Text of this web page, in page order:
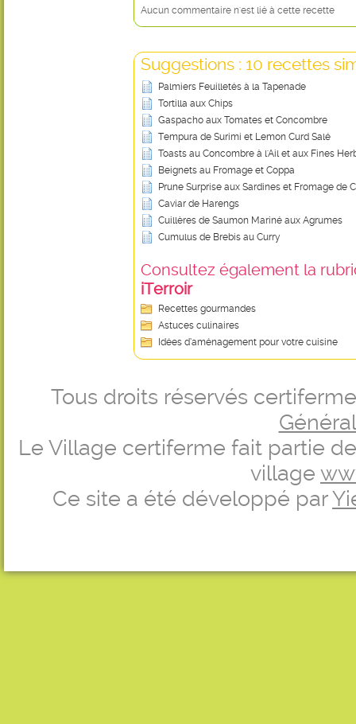
Aucun commentaire n'est lié à cette recette
Suggestions : 10 recettes
Palmiers Feuilletés à la Tapenade
Tortilla aux Chips
Gaspacho aux Tomates et Concombre
Tempura de Surimi et Lemon Curd Salé
Toasts au Concombre à l'Ail et aux Fines
Beignets au Fromage et Coppa
Prune Surprise aux Sardines et Fromage de
Caviar de Harengs
Cuillères de Saumon Mariné aux Agrumes
Cumulus de Brebis au Curry
Consultez également la
iTerroir
Recettes gourmandes
Astuces culinaires
Idées d’aménagement pour votre cuisine
Tous droits réservés
Le Village certiferme fait partie
village
Ce site a été développé par